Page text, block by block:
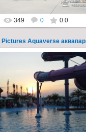
349 0 0.0
23.10.2022
Pictures Aquaverse - новый
аквапарк в Паттайе.
в октябре 2022 после
модернизации и смены...
Thai-Online